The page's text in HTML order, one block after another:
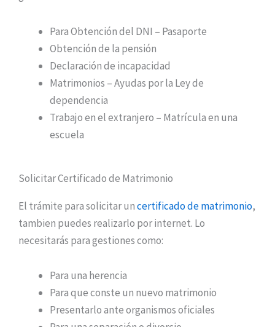
Para Obtención del DNI – Pasaporte
Obtención de la pensión
Declaración de incapacidad
Matrimonios – Ayudas por la Ley de
dependencia
Trabajo en el extranjero – Matrícula en una
escuela
Solicitar Certificado de Matrimonio
El trámite para solicitar uncertificado de matrimonio,
tambien puedes realizarlo por internet. Lo
necesitarás para gestiones como:
Para una herencia
Para que conste un nuevo matrimonio
Presentarlo ante organismos oficiales